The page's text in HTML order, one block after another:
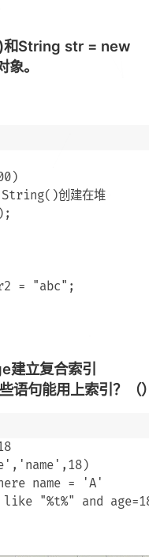
String str = new
。
String()创建在堆
= "abc";
立复合索引
句能用上索引？（）
name = 'A'